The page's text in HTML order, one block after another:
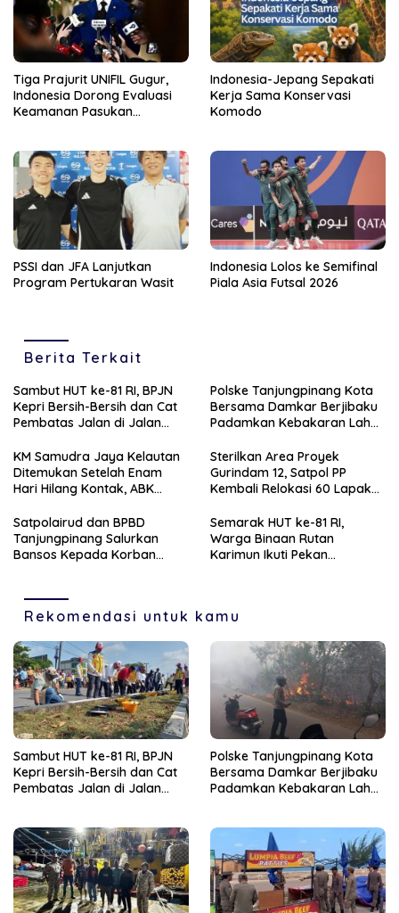
Tiga Prajurit UNIFIL Gugur,
Indonesia Dorong Evaluasi
Keamanan Pasukan
Indonesia-Jepang Sepakati
Kerja Sama Konservasi
Komodo
PSSI dan JFA Lanjutkan
Program Pertukaran Wasit
Indonesia Lolos ke Semifinal
Piala Asia Futsal 2026
Berita Terkait
Sambut HUT ke-81 RI, BPJN
Kepri Bersih-Bersih dan Cat
Pembatas Jalan di Jalan
Tanjungpinang
Polske Tanjungpinang Kota
Bersama Damkar Berjibaku
Padamkan Kebakaran Lahan
KM Samudra Jaya Kelautan
Ditemukan Setelah Enam
Hari Hilang Kontak, ABK
Sterilkan Area Proyek
Gurindam 12, Satpol PP
Kembali Relokasi 60 Lapak
Satpolairud dan BPBD
Tanjungpinang Salurkan
Bansos Kepada Korban
Semarak HUT ke-81 RI,
Warga Binaan Rutan
Karimun Ikuti Pekan
Rekomendasi untuk kamu
Sambut HUT ke-81 RI, BPJN
Kepri Bersih-Bersih dan Cat
Pembatas Jalan di Jalan
Polske Tanjungpinang Kota
Bersama Damkar Berjibaku
Padamkan Kebakaran Lahan